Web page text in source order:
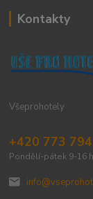
Kontakty
Všeprohotely
+420 773
Pondělí-pátek 9-16